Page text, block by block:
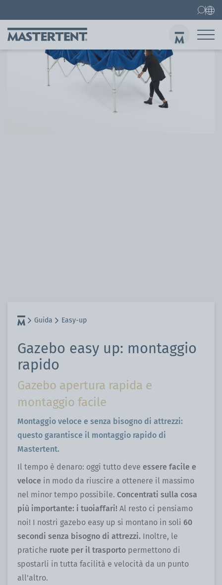
Guida Easy-up
Gazebo easy up: montaggio
rapido
Gazebo apertura rapida e
montaggio facile
Montaggio veloce e senza bisogno di attrezzi:
questo garantisce il montaggio rapido di
Mastertent.
Il tempo è denaro: oggi tutto deve essere facile e
veloce in modo da riuscire a ottenere il massimo
nel minor tempo possibile. Concentrati sulla cosa
più importante: i tuoiaffari! Al resto ci pensiamo
noi! I nostri gazebo easy up si montano in soli 60
secondi senza bisogno di attrezzi. Inoltre, le
pratiche ruote per il trasporto permettono di
spostarli in tutta facilità e velocità da un punto
all'altro.
Contatti FAQ
Gazebo pieghevoli
Gazebo 3x3 m